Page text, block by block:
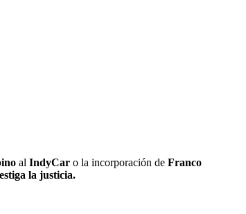
al IndyCar o la incorporación de Franco
la justicia.